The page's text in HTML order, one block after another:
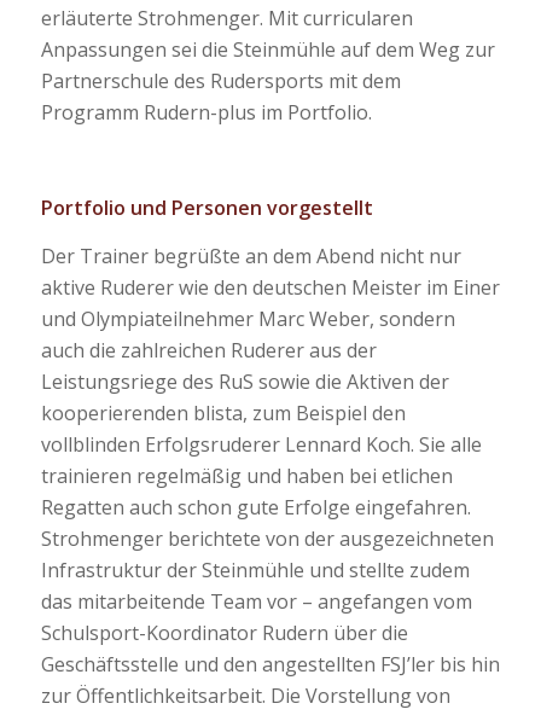
erläuterte Strohmenger. Mit curricularen
Anpassungen sei die Steinmühle auf dem Weg zur
Partnerschule des Rudersports mit dem
Programm Rudern-plus im Portfolio.
Portfolio und Personen vorgestellt
Der Trainer begrüßte an dem Abend nicht nur
aktive Ruderer wie den deutschen Meister im Einer
und Olympiateilnehmer Marc Weber, sondern
auch die zahlreichen Ruderer aus der
Leistungsriege des RuS sowie die Aktiven der
kooperierenden blista, zum Beispiel den
vollblinden Erfolgsruderer Lennard Koch. Sie alle
trainieren regelmäßig und haben bei etlichen
Regatten auch schon gute Erfolge eingefahren.
Strohmenger berichtete von der ausgezeichneten
Infrastruktur der Steinmühle und stellte zudem
das mitarbeitende Team vor – angefangen vom
Schulsport-Koordinator Rudern über die
Geschäftsstelle und den angestellten FSJ’ler bis hin
zur Öffentlichkeitsarbeit. Die Vorstellung von